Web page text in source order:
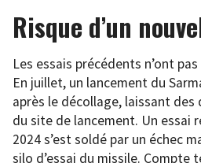
Risque d’un
Les essais précédents n’ont
En juillet, un lancement du
après le décollage, laissant des
du site de lancement. Un essai
2024 s’est soldé par un échec
silo d’essai du missile. Compte